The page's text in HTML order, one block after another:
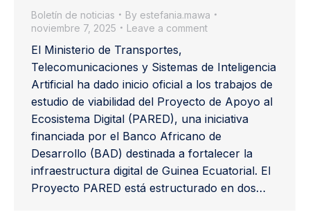
Boletín de noticias By estefania.mawa
noviembre 7, 2025
Leave a comment
El Ministerio de Transportes,
Telecomunicaciones y Sistemas de Inteligencia
Artificial ha dado inicio oficial a los trabajos de
estudio de viabilidad del Proyecto de Apoyo al
Ecosistema Digital (PARED), una iniciativa
financiada por el Banco Africano de
Desarrollo (BAD) destinada a fortalecer la
infraestructura digital de Guinea Ecuatorial. El
Proyecto PARED está estructurado en dos…